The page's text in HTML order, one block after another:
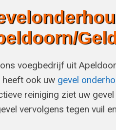
voegbedrijf uit
heeft ook uw gevel
reiniging ziet uw
vervolgens tegen vuil